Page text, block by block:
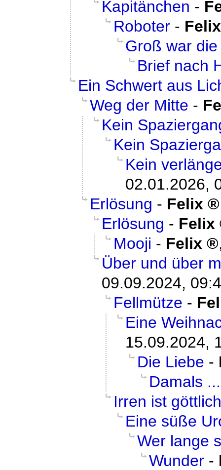
Kapitänchen -
Roboter - Felix
Groß war
Brief nach
Ein Schwert aus
Weg der Mitte -
Kein
Kein
Kein
02.01.2026,
Erlösung - Felix
Erlösung - Felix
Mooji - Felix
Über und über
09.09.2024,
Fellmütze -
Eine
15.09.2024,
Die Liebe -
Damals ...
Irren ist göttlich
Eine süße
Wer lange
Wunder -